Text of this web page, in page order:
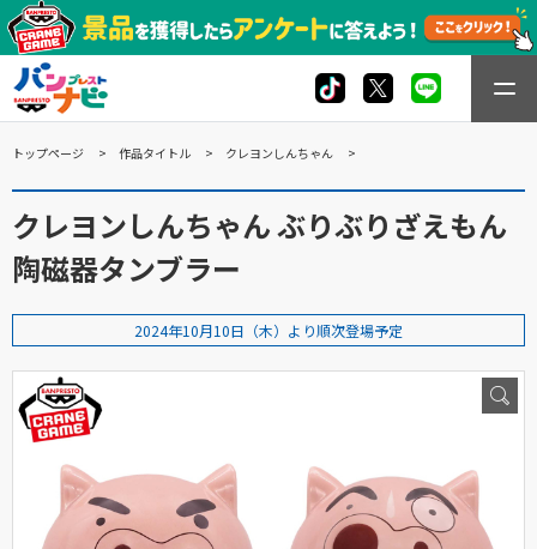
トップページ 作品タイトル クレヨンしんちゃん
クレヨンしんちゃん ぶりぶりざえもん
陶磁器タンブラー
2024年10月10日（木）より順次登場予定